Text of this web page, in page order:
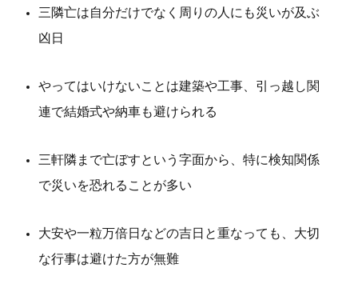
三隣亡は自分だけでなく周りの人にも災いが及ぶ
凶日
やってはいけないことは建築や工事、引っ越し関
連で結婚式や納車も避けられる
三軒隣まで亡ぼすという字面から、特に検知関係
で災いを恐れることが多い
大安や一粒万倍日などの吉日と重なっても、大切
な行事は避けた方が無難